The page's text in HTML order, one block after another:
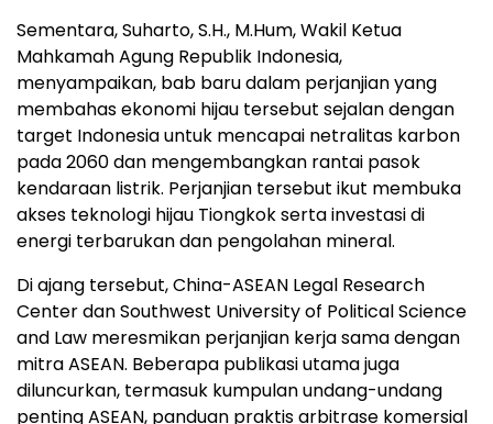
Sementara, Suharto, S.H., M.Hum, Wakil Ketua
Mahkamah Agung Republik Indonesia,
menyampaikan, bab baru dalam perjanjian yang
membahas ekonomi hijau tersebut sejalan dengan
target Indonesiauntuk mencapai netralitas karbon
pada 2060 dan mengembangkan rantai pasok
kendaraan listrik. Perjanjian tersebut ikut membuka
akses teknologi hijau Tiongkok serta investasi di
energi terbarukan dan pengolahan mineral.
Di ajang tersebut, China-ASEAN Legal Research
Center dan Southwest University of Political Science
and Law meresmikan perjanjian kerja sama dengan
mitra ASEAN. Beberapa publikasi utama juga
diluncurkan, termasuk kumpulan undang-undang
penting ASEAN, panduan praktis arbitrase komersial